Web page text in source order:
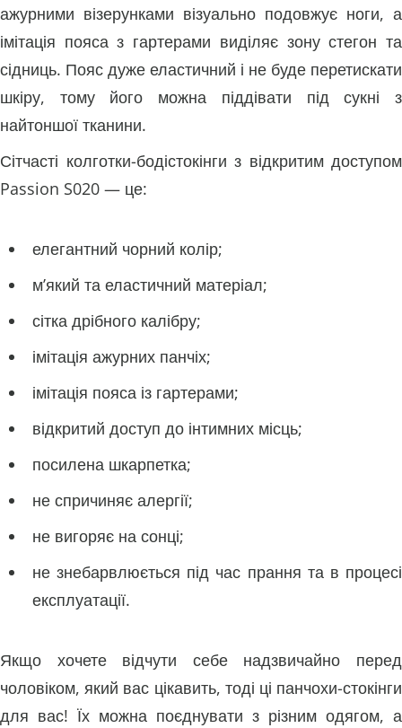
ажурними візерунками візуально подовжує ноги, а
імітація пояса з гартерами виділяє зону стегон та
сідниць. Пояс дуже еластичний і не буде перетискати
шкіру, тому його можна піддівати під сукні з
найтоншої тканини.
Сітчасті колготки-бодістокінги з відкритим доступом
Passion S020 — це:
елегантний чорний колір;
м’який та еластичний матеріал;
сітка дрібного калібру;
імітація ажурних панчіх;
імітація пояса із гартерами;
відкритий доступ до інтимних місць;
посилена шкарпетка;
не спричиняє алергії;
не вигоряє на сонці;
не знебарвлюється під час прання та в процесі
експлуатації.
Якщо хочете відчути себе надзвичайно перед
чоловіком, який вас цікавить, тоді ці панчохи-стокінги
для вас! Їх можна поєднувати з різним одягом, а